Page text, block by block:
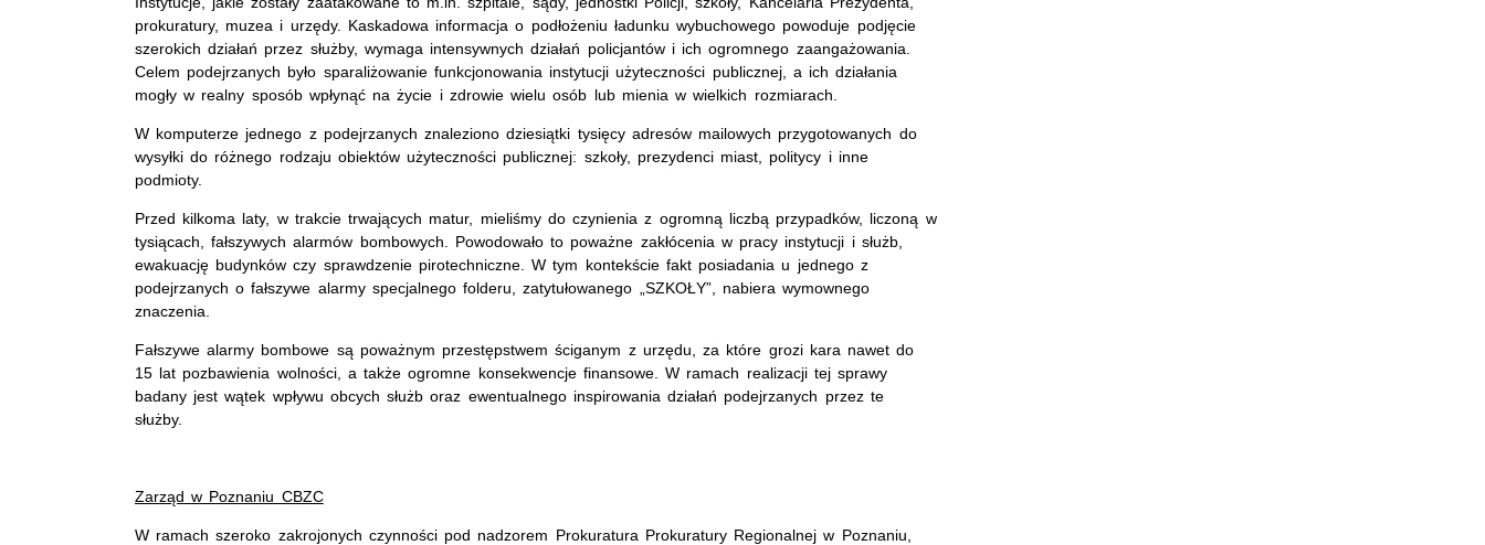
prokuratury, muzea i urzędy. Kaskadowa informacja o podłożeniu ładunku wybuchowego powoduje podjęcie
szerokich działań przez służby, wymaga intensywnych działań policjantów i ich ogromnego zaangażowania.
Celem podejrzanych było sparaliżowanie funkcjonowania instytucji użyteczności publicznej, a ich działania
mogły w realny sposób wpłynąć na życie i zdrowie wielu osób lub mienia w wielkich rozmiarach.
W komputerze jednego z podejrzanych znaleziono dziesiątki tysięcy adresów mailowych przygotowanych do
wysyłki do różnego rodzaju obiektów użyteczności publicznej: szkoły, prezydenci miast, politycy i inne
podmioty.
Przed kilkoma laty, w trakcie trwających matur, mieliśmy do czynienia z ogromną liczbą przypadków, liczoną w
tysiącach, fałszywych alarmów bombowych. Powodowało to poważne zakłócenia w pracy instytucji i służb,
ewakuację budynków czy sprawdzenie pirotechniczne. W tym kontekście fakt posiadania u jednego z
podejrzanych o fałszywe alarmy specjalnego folderu, zatytułowanego „SZKOŁY”, nabiera wymownego
znaczenia.
Fałszywe alarmy bombowe są poważnym przestępstwem ściganym z urzędu, za które grozi kara nawet do
15 lat pozbawienia wolności, a także ogromne konsekwencje finansowe. W ramach realizacji tej sprawy
badany jest wątek wpływu obcych służb oraz ewentualnego inspirowania działań podejrzanych przez te
służby.
Zarząd w Poznaniu CBZC
W ramach szeroko zakrojonych czynności pod nadzorem Prokuratura Prokuratury Regionalnej w Poznaniu,